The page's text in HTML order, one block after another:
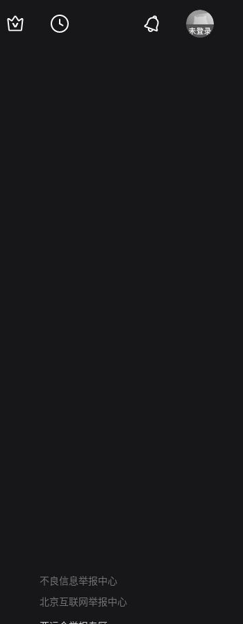
不良信息举报中心
北京互联网举报中心
算法推荐专项举报